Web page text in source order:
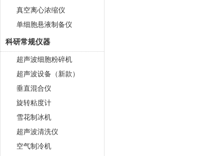
真空离心浓缩仪
单细胞悬液制备仪
科研常规仪器
超声波细胞粉碎机
超声波设备（新款）
垂直混合仪
旋转粘度计
雪花制冰机
超声波清洗仪
空气制冷机